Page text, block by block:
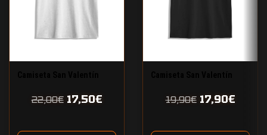
22,00€ 17,50€ 19,90€ 17,90€